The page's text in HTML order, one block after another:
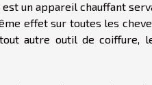
un appareil chauffant
effet sur toutes les
autre outil de coiffure,